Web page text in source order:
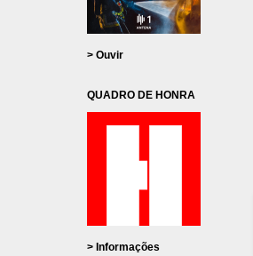
> Ouvir
QUADRO DE HONRA
> Informações